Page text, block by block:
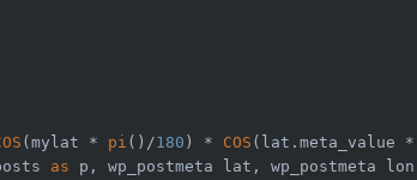
(mylat * pi ()/180 ) * COS
as p, wp_postmeta lat, wp_postmeta lon